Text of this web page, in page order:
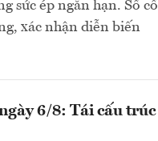
sức ép ngắn hạn. Số cổ
xác nhận diễn biến
6/8: Tái cấu trúc